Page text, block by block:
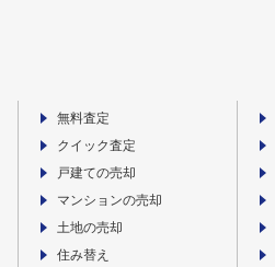
無料査定
クイック査定
戸建ての売却
マンションの売却
土地の売却
住み替え